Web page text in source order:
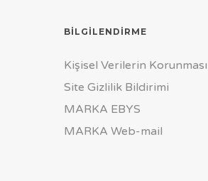
BILGILENDIRME
Kişisel Verilerin Korunması
Site Gizlilik Bildirimi
MARKA EBYS
MARKA Web-mail